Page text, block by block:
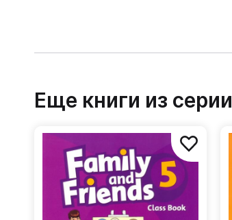
Еще книги из серии